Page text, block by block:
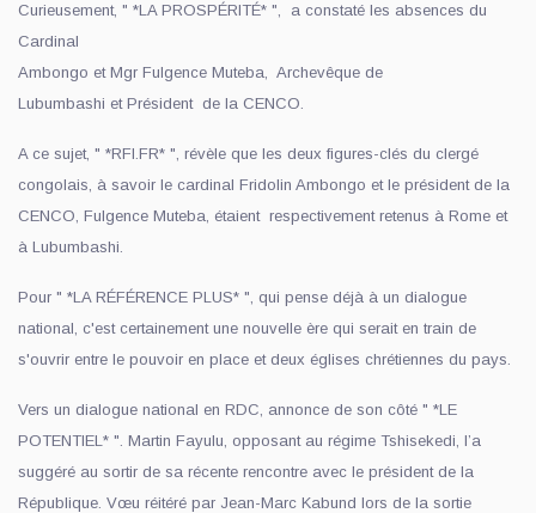
Curieusement, " *LA PROSPÉRITÉ* ", a constaté les absences du
Cardinal
Ambongo et Mgr Fulgence Muteba, Archevêque de
Lubumbashi et Président de la CENCO.
A ce sujet, " *RFI.FR* ", révèle que les deux figures-clés du clergé
congolais, à savoir le cardinal Fridolin Ambongo et le président de la
CENCO, Fulgence Muteba, étaient respectivement retenus à Rome et
à Lubumbashi.
Pour " *LA RÉFÉRENCE PLUS* ", qui pense déjà à un dialogue
national, c'est certainement une nouvelle ère qui serait en train de
s'ouvrir entre le pouvoir en place et deux églises chrétiennes du pays.
Vers un dialogue national en RDC, annonce de son côté " *LE
POTENTIEL* ". Martin Fayulu, opposant au régime Tshisekedi, l’a
suggéré au sortir de sa récente rencontre avec le président de la
République. Vœu réitéré par Jean-Marc Kabund lors de la sortie